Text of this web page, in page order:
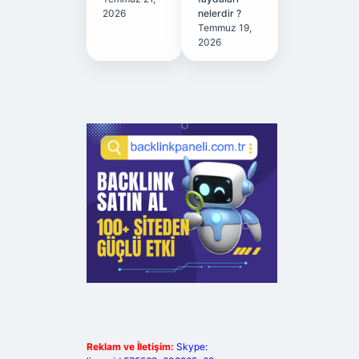
2026
nelerdir ?
Temmuz 19,
2026
Reklam ve İletişim: Skype: